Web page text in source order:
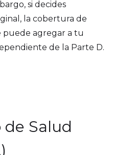
si decides
la cobertura de
puede agregar a tu
de la Parte D.
de Salud